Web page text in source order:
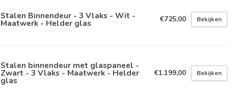
Stalen Binnendeur - 3 Vlaks - Wit -
Maatwerk - Helder glas €725,00 Bekijken
Stalen binnendeur met glaspaneel -
Zwart - 3 Vlaks - Maatwerk - Helder
glas
€1.199,00 Bekijken